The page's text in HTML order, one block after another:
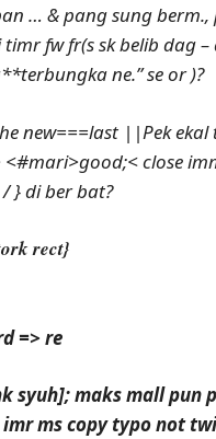
… & pang sung berm.,
fw fr(s sk belib dag
ne.” se or )?
new===last ||Pek ekal
<#mari>good;< close
} di ber bat?
rect}
=> re
syuh]; maks mall pun
imr ms copy typo not